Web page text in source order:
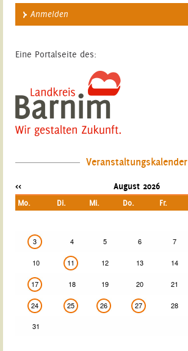
Anmelden
Eine Portalseite des:
Veranstaltungskalender
<< August 2026
Mo. Di. Mi. Do. Fr.
3 4 5 6 7
10 11 12 13 14
17 18 19 20 21
24 25 26 27 28
31